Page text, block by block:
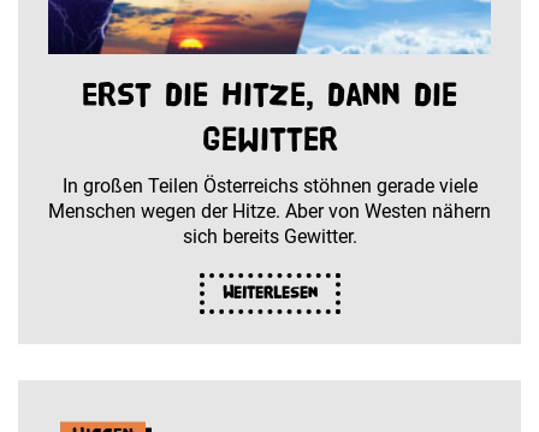
Erst die Hitze, dann die
Gewitter
In großen Teilen Österreichs stöhnen gerade viele
Menschen wegen der Hitze. Aber von Westen nähern
sich bereits Gewitter.
Weiterlesen